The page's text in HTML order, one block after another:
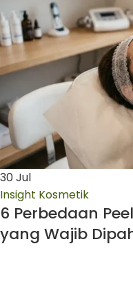
30Jul
Insight Kosmetik
6 Perbedaan
yang Wajib